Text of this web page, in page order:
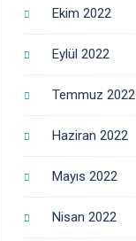
Ekim 2022
Eylül 2022
Temmuz 2022
Haziran 2022
Mayıs 2022
Nisan 2022